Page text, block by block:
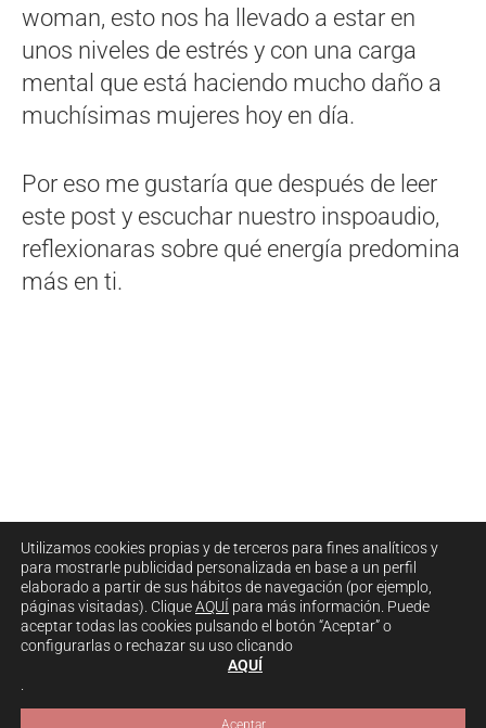
woman, esto nos ha llevado a estar en
unos niveles de estrés y con una carga
mental que está haciendo mucho daño a
muchísimas mujeres hoy en día.
Por eso me gustaría que después de leer
este post y escuchar nuestro inspoaudio,
reflexionaras sobre qué energía predomina
más en ti.
Utilizamos cookies propias y de terceros para fines analíticos y
para mostrarle publicidad personalizada en base a un perfil
elaborado a partir de sus hábitos de navegación (por ejemplo,
páginas visitadas). CliqueAQUÍ para más información. Puede
aceptar todas las cookies pulsando el botón “Aceptar” o
configurarlas o rechazar su uso clicando
AQUÍ
Aceptar